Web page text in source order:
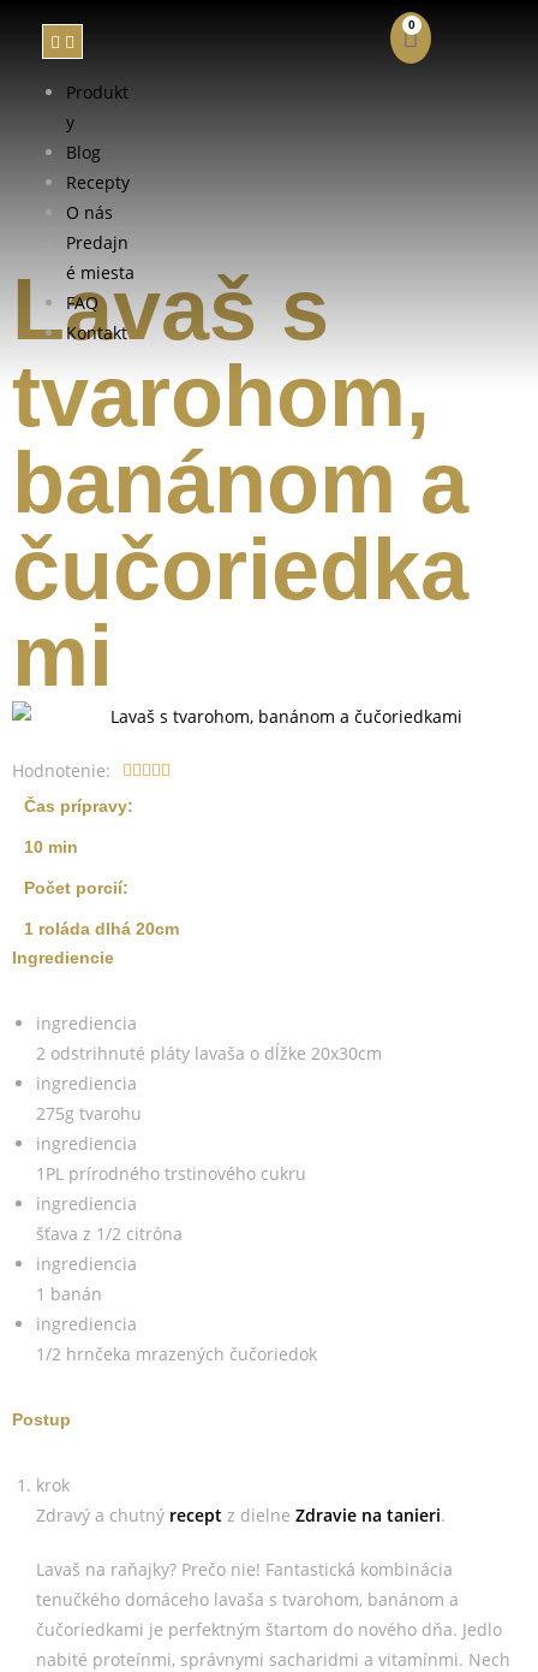
Produkt
y
Blog
Recepty
O nás
Predajn
é miesta
FAQ
Kontakt
0
Lavaš s
tvarohom,
banánom a
čučoriedka
mi
Hodnotenie:     
Čas prípravy:
10 min
Počet porcií:
1 roláda dlhá 20cm
Ingrediencie
ingrediencia
2 odstrihnuté pláty lavaša o dĺžke 20x30cm
ingrediencia
275g tvarohu
ingrediencia
1PL prírodného trstinového cukru
ingrediencia
šťava z 1/2 citróna
ingrediencia
1 banán
ingrediencia
1/2 hrnčeka mrazených čučoriedok
Postup
krok
Zdravý a chutný recept z dielne Zdravie na tanieri.
Lavaš na raňajky? Prečo nie! Fantastická kombinácia
tenučkého domáceho lavaša s tvarohom, banánom a
čučoriedkami je perfektným štartom do nového dňa. Jedlo
nabité proteínmi, správnymi sacharidmi a vitamínmi. Nech